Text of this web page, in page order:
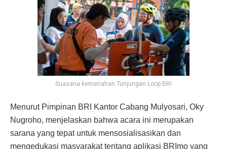
Suasana kemeriahan Tunjungan Loop BRI
Menurut Pimpinan BRI Kantor Cabang Mulyosari, Oky
Nugroho, menjelaskan bahwa acara ini merupakan
sarana yang tepat untuk mensosialisasikan dan
mengedukasi masyarakat tentang aplikasi BRImo yang